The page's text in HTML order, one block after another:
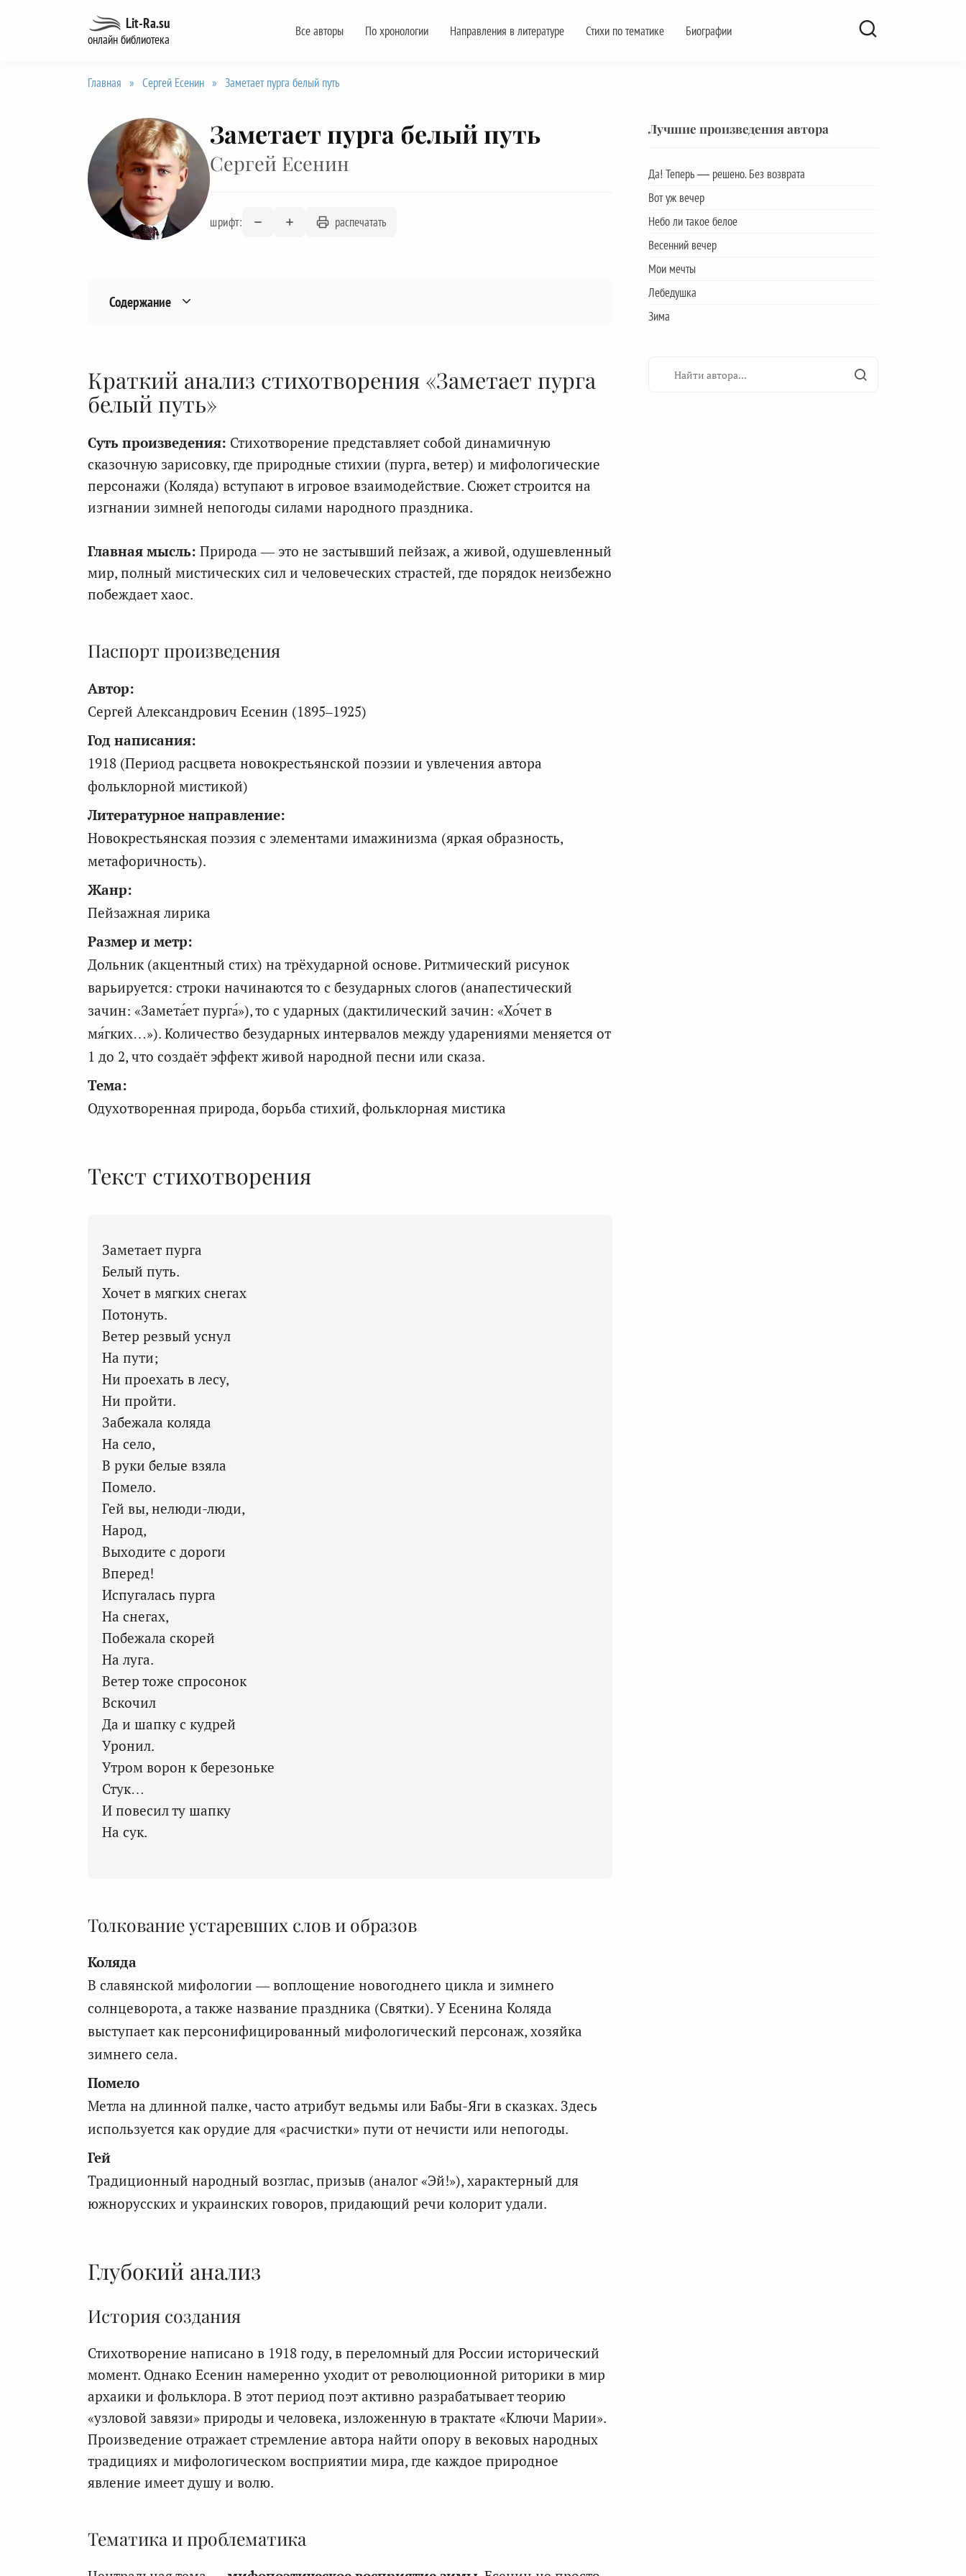
Lit-Ra.su
онлайн библиотека
Все авторы По хронологии Направления в литературе Стихи по тематике Биографии
Главная » Сергей Есенин » Заметает пурга белый путь
Заметает пурга белый путь
Сергей Есенин
шрифт: распечатать
Содержание
Краткий анализ стихотворения «Заметает пурга
белый путь»
Суть произведения: Стихотворение представляет собой динамичную
сказочную зарисовку, где природные стихии (пурга, ветер) и мифологические
персонажи (Коляда) вступают в игровое взаимодействие. Сюжет строится на
изгнании зимней непогоды силами народного праздника.
Главная мысль: Природа — это не застывший пейзаж, а живой, одушевленный
мир, полный мистических сил и человеческих страстей, где порядок неизбежно
побеждает хаос.
Паспорт произведения
Автор:
Сергей Александрович Есенин (1895–1925)
Год написания:
1918 (Период расцвета новокрестьянской поэзии и увлечения автора
фольклорной мистикой)
Литературное направление:
Новокрестьянская поэзия с элементами имажинизма (яркая образность,
метафоричность).
Жанр:
Пейзажная лирика
Размер и метр:
Дольник (акцентный стих) на трёхударной основе. Ритмический рисунок
варьируется: строки начинаются то с безударных слогов (анапестический
зачин: «Замета́ет пурга́»), то с ударных (дактилический зачин: «Хо́чет в
мя́гких…»). Количество безударных интервалов между ударениями меняется от
1 до 2, что создаёт эффект живой народной песни или сказа.
Тема:
Одухотворенная природа, борьба стихий, фольклорная мистика
Текст стихотворения
Заметает пурга
Белый путь.
Хочет в мягких снегах
Потонуть.
Ветер резвый уснул
На пути;
Ни проехать в лесу,
Ни пройти.
Забежала коляда
На село,
В руки белые взяла
Помело.
Гей вы, нелюди-люди,
Народ,
Выходите с дороги
Вперед!
Испугалась пурга
На снегах,
Побежала скорей
На луга.
Ветер тоже спросонок
Вскочил
Да и шапку с кудрей
Уронил.
Утром ворон к березоньке
Стук…
И повесил ту шапку
На сук.
Толкование устаревших слов и образов
Коляда
В славянской мифологии — воплощение новогоднего цикла и зимнего
солнцеворота, а также название праздника (Святки). У Есенина Коляда
выступает как персонифицированный мифологический персонаж, хозяйка
зимнего села.
Помело
Метла на длинной палке, часто атрибут ведьмы или Бабы-Яги в сказках. Здесь
используется как орудие для «расчистки» пути от нечисти или непогоды.
Гей
Традиционный народный возглас, призыв (аналог «Эй!»), характерный для
южнорусских и украинских говоров, придающий речи колорит удали.
Глубокий анализ
История создания
Стихотворение написано в 1918 году, в переломный для России исторический
момент. Однако Есенин намеренно уходит от революционной риторики в мир
архаики и фольклора. В этот период поэт активно разрабатывает теорию
«узловой завязи» природы и человека, изложенную в трактате «Ключи Марии».
Произведение отражает стремление автора найти опору в вековых народных
традициях и мифологическом восприятии мира, где каждое природное
явление имеет душу и волю.
Тематика и проблематика
Лучшие произведения автора
Да! Теперь — решено. Без возврата
Вот уж вечер
Небо ли такое белое
Весенний вечер
Мои мечты
Лебедушка
Зима